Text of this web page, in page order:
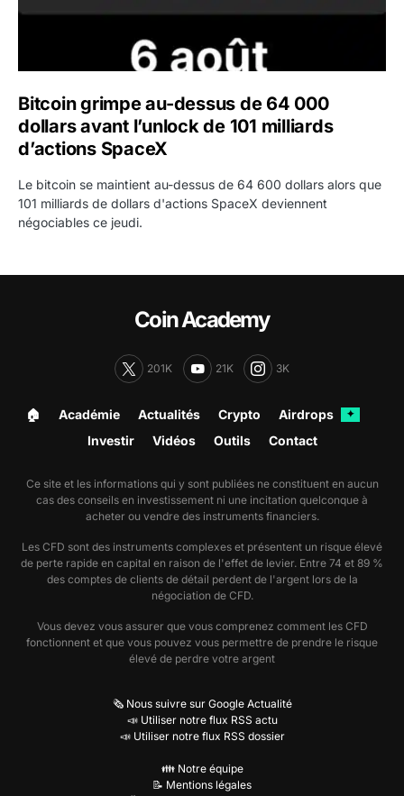
Bitcoin grimpe au-dessus de 64 000
dollars avant l’unlock de 101 milliards
d’actions SpaceX
Le bitcoin se maintient au-dessus de 64 600 dollars alors que
101 milliards de dollars d'actions SpaceX deviennent
négociables ce jeudi.
Coin Academy
201K 21K 3K
🏠︎ Académie Actualités Crypto Airdrops ✦
Investir Vidéos Outils Contact
Ce site et les informations qui y sont publiées ne constituent en aucun
cas des conseils en investissement ni une incitation quelconque à
acheter ou vendre des instruments financiers.
Les CFD sont des instruments complexes et présentent un risque élevé
de perte rapide en capital en raison de l'effet de levier. Entre 74 et 89 %
des comptes de clients de détail perdent de l'argent lors de la
négociation de CFD.
Vous devez vous assurer que vous comprenez comment les CFD
fonctionnent et que vous pouvez vous permettre de prendre le risque
élevé de perdre votre argent
🗞️ Nous suivre sur Google Actualité
📣 Utiliser notre flux RSS actu
📣 Utiliser notre flux RSS dossier
👪 Notre équipe
📝 Mentions légales